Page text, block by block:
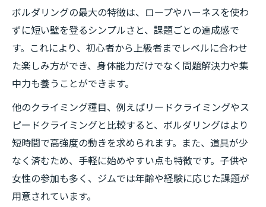
ボルダリングの最大の特徴は、ロープやハーネスを使わ
ずに短い壁を登るシンプルさと、課題ごとの達成感で
す。これにより、初心者から上級者までレベルに合わせ
た楽しみ方ができ、身体能力だけでなく問題解決力や集
中力も養うことができます。
他のクライミング種目、例えばリードクライミングやス
ピードクライミングと比較すると、ボルダリングはより
短時間で高強度の動きを求められます。また、道具が少
なく済むため、手軽に始めやすい点も特徴です。子供や
女性の参加も多く、ジムでは年齢や経験に応じた課題が
用意されています。